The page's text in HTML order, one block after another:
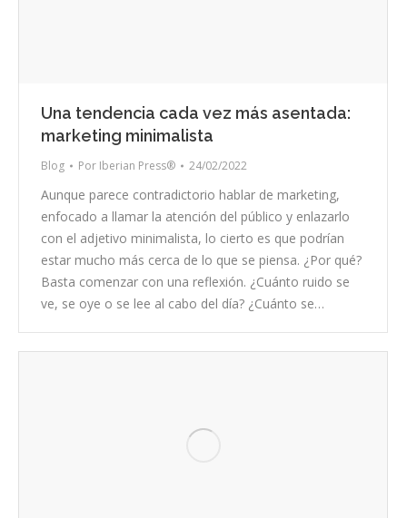
Una tendencia cada vez más asentada:
marketing minimalista
Blog Por Iberian Press® 24/02/2022
Aunque parece contradictorio hablar de marketing,
enfocado a llamar la atención del público y enlazarlo
con el adjetivo minimalista, lo cierto es que podrían
estar mucho más cerca de lo que se piensa. ¿Por qué?
Basta comenzar con una reflexión. ¿Cuánto ruido se
ve, se oye o se lee al cabo del día? ¿Cuánto se…